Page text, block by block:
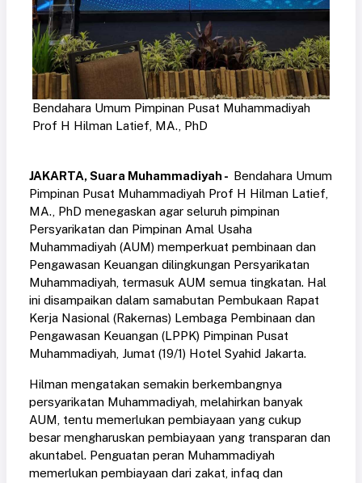
Bendahara Umum Pimpinan Pusat Muhammadiyah
Prof H Hilman Latief, MA., PhD
JAKARTA, Suara Muhammadiyah - Bendahara Umum
Pimpinan Pusat Muhammadiyah Prof H Hilman Latief,
MA., PhD menegaskan agar seluruh pimpinan
Persyarikatan dan Pimpinan Amal Usaha
Muhammadiyah (AUM) memperkuat pembinaan dan
Pengawasan Keuangan dilingkungan Persyarikatan
Muhammadiyah, termasuk AUM semua tingkatan. Hal
ini disampaikan dalam samabutan Pembukaan Rapat
Kerja Nasional (Rakernas) Lembaga Pembinaan dan
Pengawasan Keuangan (LPPK) Pimpinan Pusat
Muhammadiyah, Jumat (19/1) Hotel Syahid Jakarta.
Hilman mengatakan semakin berkembangnya
persyarikatan Muhammadiyah, melahirkan banyak
AUM, tentu memerlukan pembiayaan yang cukup
besar mengharuskan pembiayaan yang transparan dan
akuntabel. Penguatan peran Muhammadiyah
memerlukan pembiayaan dari zakat, infaq dan